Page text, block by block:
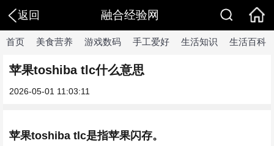
返回 融合经验网
首页 美食营养 游戏数码 手工爱好 生活知识 生活百科
苹果toshiba tlc什么意思
2026-05-01 11:03:11
苹果toshiba tlc是指苹果闪存。